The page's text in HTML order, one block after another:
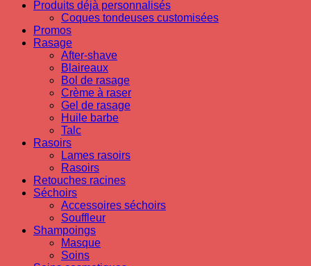
Produits déjà personnalisés
Coques tondeuses customisées
Promos
Rasage
After-shave
Blaireaux
Bol de rasage
Crème à raser
Gel de rasage
Huile barbe
Talc
Rasoirs
Lames rasoirs
Rasoirs
Retouches racines
Séchoirs
Accessoires séchoirs
Souffleur
Shampoings
Masque
Soins